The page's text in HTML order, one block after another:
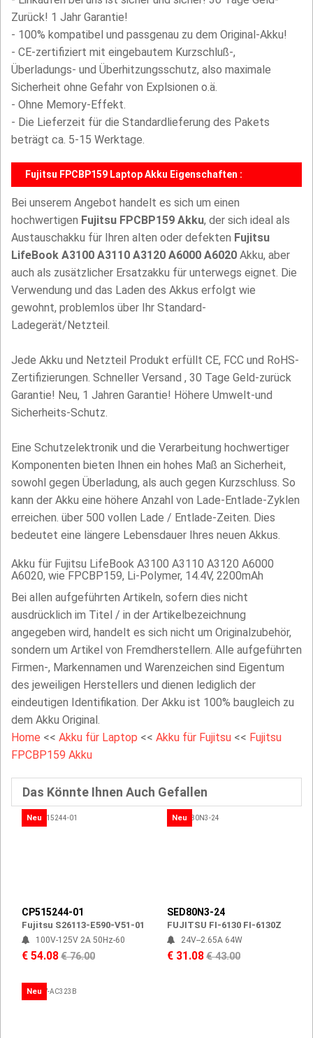
Zurück! 1 Jahr Garantie!
- 100% kompatibel und passgenau zu dem Original-Akku!
- CE-zertifiziert mit eingebautem Kurzschluß-,
Überladungs- und Überhitzungsschutz, also maximale
Sicherheit ohne Gefahr von Explsionen o.ä.
- Ohne Memory-Effekt.
- Die Lieferzeit für die Standardlieferung des Pakets
beträgt ca. 5-15 Werktage.
Fujitsu FPCBP159 Laptop Akku Eigenschaften :
Bei unserem Angebot handelt es sich um einen
hochwertigen Fujitsu FPCBP159 Akku, der sich ideal als
Austauschakku für Ihren alten oder defekten Fujitsu
LifeBook A3100 A3110 A3120 A6000 A6020 Akku, aber
auch als zusätzlicher Ersatzakku für unterwegs eignet. Die
Verwendung und das Laden des Akkus erfolgt wie
gewohnt, problemlos über Ihr Standard-
Ladegerät/Netzteil.
Jede Akku und Netzteil Produkt erfüllt CE, FCC und RoHS-
Zertifizierungen. Schneller Versand , 30 Tage Geld-zurück
Garantie! Neu, 1 Jahren Garantie! Höhere Umwelt-und
Sicherheits-Schutz.
Eine Schutzelektronik und die Verarbeitung hochwertiger
Komponenten bieten Ihnen ein hohes Maß an Sicherheit,
sowohl gegen Überladung, als auch gegen Kurzschluss. So
kann der Akku eine höhere Anzahl von Lade-Entlade-Zyklen
erreichen. über 500 vollen Lade / Entlade-Zeiten. Dies
bedeutet eine längere Lebensdauer Ihres neuen Akkus.
Akku für Fujitsu LifeBook A3100 A3110 A3120 A6000
A6020, wie FPCBP159, Li-Polymer, 14.4V, 2200mAh
Bei allen aufgeführten Artikeln, sofern dies nicht
ausdrücklich im Titel / in der Artikelbezeichnung
angegeben wird, handelt es sich nicht um Originalzubehör,
sondern um Artikel von Fremdherstellern. Alle aufgeführten
Firmen-, Markennamen und Warenzeichen sind Eigentum
des jeweiligen Herstellers und dienen lediglich der
eindeutigen Identifikation. Der Akku ist 100% baugleich zu
dem Akku Original.
Home << Akku für Laptop << Akku für Fujitsu << Fujitsu
FPCBP159 Akku
Das Könnte Ihnen Auch Gefallen
Neu
CP515244-01
Fujitsu S26113-E590-V51-01
100V-125V 2A 50Hz-60
€ 54.08€ 76.00
Neu
SED80N3-24
FUJITSU FI-6130 FI-6130Z
24V--2.65A 64W
€ 31.08€ 43.00
Neu